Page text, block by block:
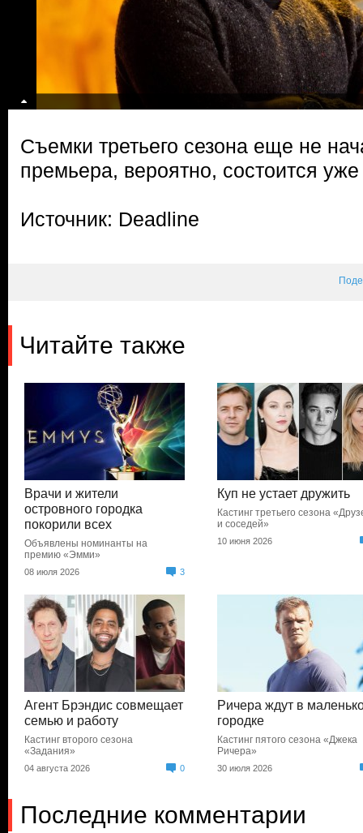
Съемки третьего сезона еще не
премьера, вероятно, состоится
Источник: Deadline
Читайте также
Врачи и жители
островного городка
покорили всех
Объявлены номинанты на
премию «Эмми»
08 июля 2026 3
Куп не устает дружить
Кастинг третьего сезона
и соседей»
10 июня 2026
Агент Брэндис совмещает
семью и работу
Кастинг второго сезона
«Задания»
04 августа 2026 0
Ричера ждут в
городке
Кастинг пятого сезона «Джека
Ричера»
30 июля 2026
Последние комментарии